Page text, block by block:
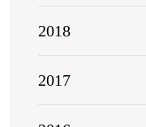
2018
2017